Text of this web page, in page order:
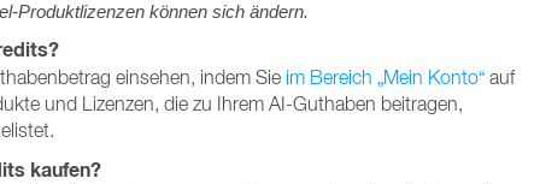
Produktlizenzen können sich ändern.
einsehen, indem Sie im Bereich „Mein Konto“ auf
und Lizenzen, die zu Ihrem AI-Guthaben beitragen,
kaufen?